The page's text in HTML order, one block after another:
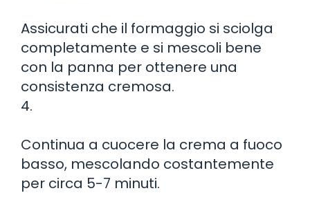
Assicurati che il formaggio si sciolga
completamente e si mescoli bene
con la panna per ottenere una
consistenza cremosa.
4.
Continua a cuocere la crema a fuoco
basso, mescolando costantemente
per circa 5-7 minuti.